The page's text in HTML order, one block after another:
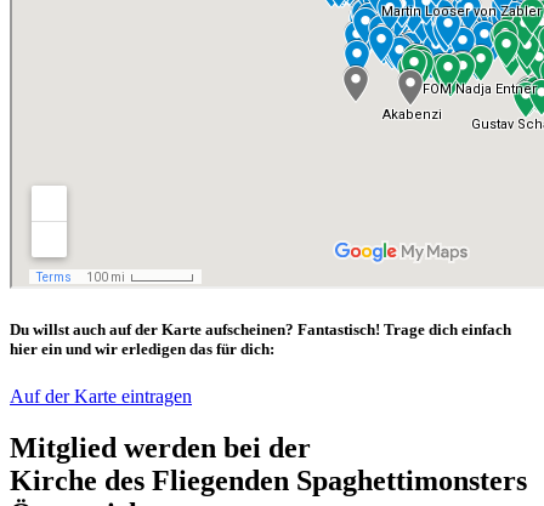
Du willst auch auf der Karte aufscheinen? Fantastisch! Trage dich einfach
hier ein und wir erledigen das für dich:
Auf der Karte eintragen
Mitglied werden bei der
Kirche des Fliegenden Spaghettimonsters